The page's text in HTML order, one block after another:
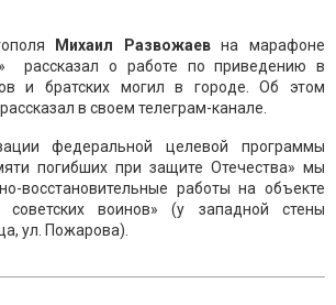
Михаил Развожаевна марафоне
рассказал о работе по приведению в
и братских могил в городе. Об этом
в своем телеграм-канале.
федеральной целевой программы
погибших при защите Отечества» мы
восстановительные работы на объекте
советских воинов» (у западной стены
ул. Пожарова).